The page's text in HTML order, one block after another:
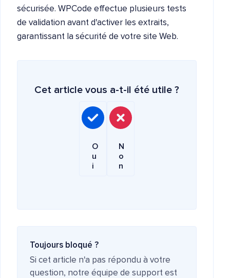
sécurisée. WPCode effectue plusieurs tests
de validation avant d'activer les extraits,
garantissant la sécurité de votre site Web.
Cet article vous a-t-il été utile ?
O
u
i
N
o
n
Toujours bloqué ?
Si cet article n'a pas répondu à votre
question, notre équipe de support est